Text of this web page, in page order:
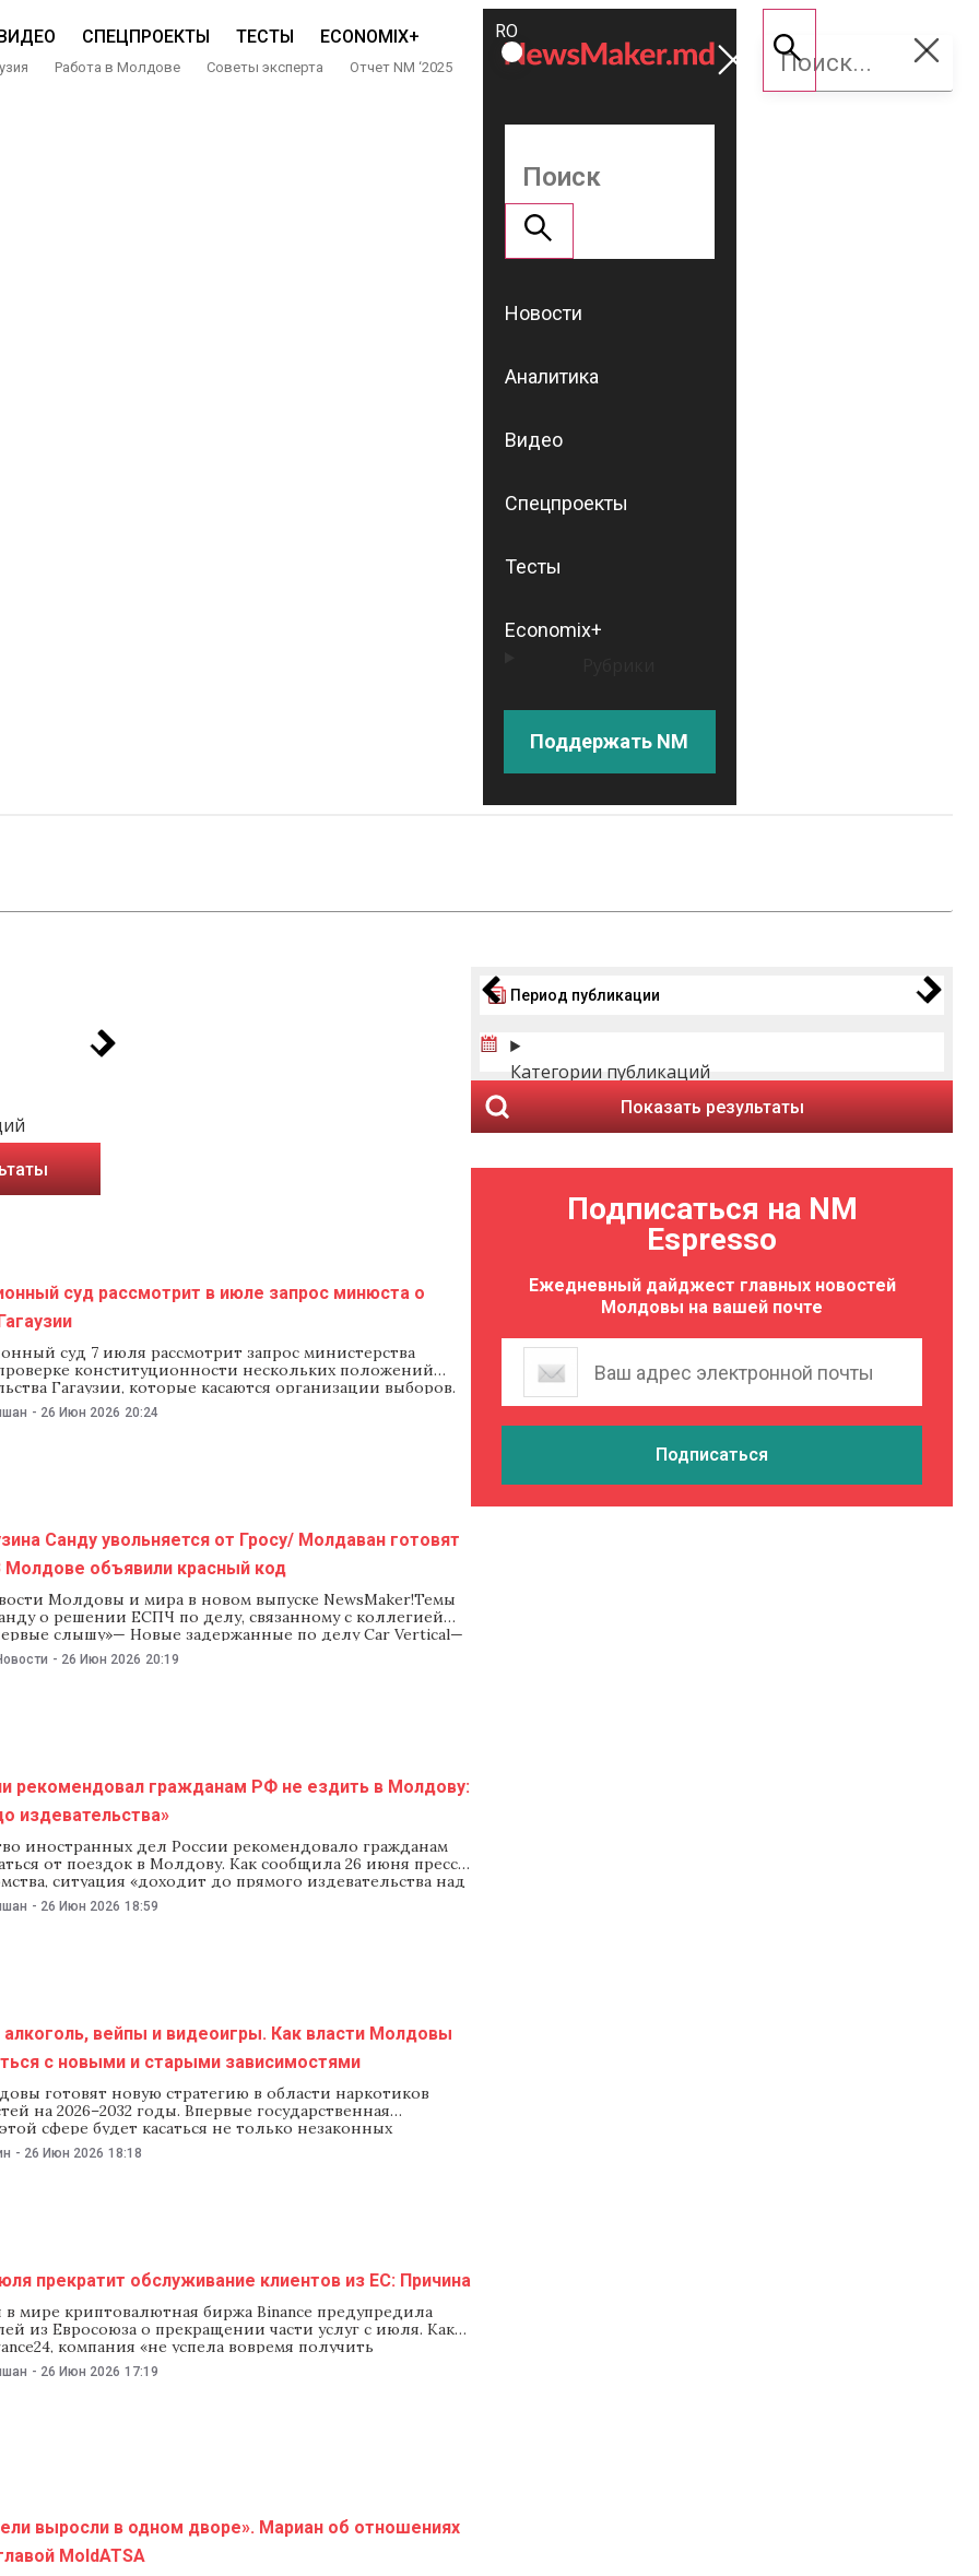
СПЕЦПРОЕКТЫ ТЕСТЫ ECONOMIX+
Работа в Молдове Советы эксперта Отчет NM ‘2025
ROMÂNĂ
RU
Поддержать
NM
Новости
Аналитика
Видео
Спецпроекты
Тесты
Economix+
Поддержать NM
суд рассмотрит в июле запрос минюста о
суд 7 июля рассмотрит запрос министерства
конституционности нескольких положений
Гагаузии, которые касаются организации выборов.
определить, имеет ли Народное собрание Гагаузии
состав Центральной избирательной комиссии
- 26 Июн 2026 20:24
Санду увольняется от Гросу/ Молдаван готовят
Молдове объявили красный код
Молдовы и мира в новом выпуске NewsMaker!Темы
о решении ЕСПЧ по делу, связанному с коллегией
слышу»— Новые задержанные по делу Car Vertical—
получение гражданства для этнических украинцев
Двоюродная сестра Майи Санду уходит из команды
- 26 Июн 2026 20:19
рекомендовал гражданам РФ не ездить в Молдову:
издевательства»
иностранных дел России рекомендовало гражданам
от поездок в Молдову. Как сообщила 26 июня пресс-
ситуация «доходит до прямого издевательства над
в аэропорт Кишинева». «Официальный Кишинев в
при поддержке западных кураторов
- 26 Июн 2026 18:59
алкоголь, вейпы и видеоигры. Как власти Молдовы
с новыми и старыми зависимостями
готовят новую стратегию в области наркотиков
на 2026–2032 годы. Впервые государственная
сфере будет касаться не только незаконных
но и алкоголя, табака, электронных сигарет, азартных
и проблемного использования цифровой среды.
- 26 Июн 2026 18:18
прекратит обслуживание клиентов из ЕС: Причина
мире криптовалютная биржа Binance предупредила
из Евросоюза о прекращении части услуг с июля. Как
компания «не успела вовремя получить
лицензию». 24 июня стало известно, что Binance
на лицензию в Греции и планирует подать ее в
- 26 Июн 2026 17:19
выросли в одном дворе». Мариан об отношениях
MoldATSA
Период публикации
Категории публикаций
Показать результаты
Подписаться на NM
Espresso
Ежедневный дайджест главных новостей
Молдовы на вашей почте